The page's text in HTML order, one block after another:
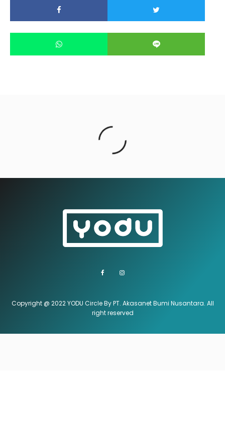
Copyright @ 2022 YODU Circle By PT. Akasanet Bumi Nusantara. All
right reserved